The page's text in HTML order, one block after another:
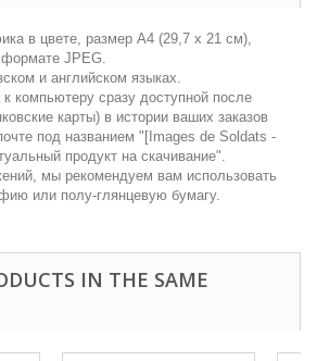
в цвете, размер А4 (29,7 х 21 см),
формате JPEG.
и английском языках.
к компьютеру сразу доступной после
карты) в истории ваших заказов
под названием "[Images de Soldats -
продукт на скачивание".
мы рекомендуем вам использовать
или полу-глянцевую бумагу.
IN THE SAME